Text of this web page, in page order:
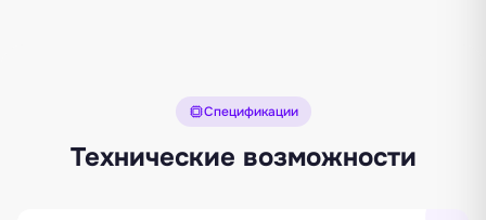
Спецификации
Технические возможности